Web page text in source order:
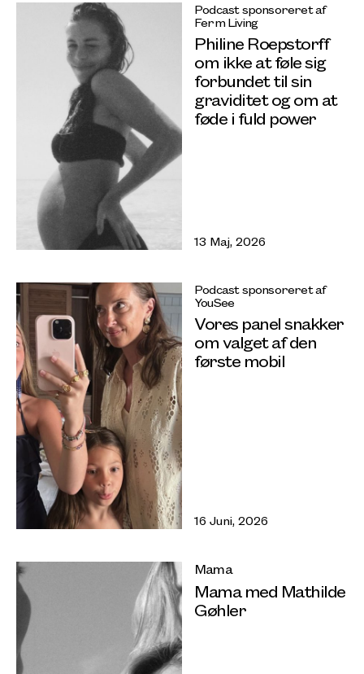
Podcast sponsoreret af
Ferm Living
Philine Roepstorff
om ikke at føle sig
forbundet til sin
graviditet og om at
føde i fuld power
13 Maj, 2026
Podcast sponsoreret af
YouSee
Vores panel snakker
om valget af den
første mobil
16 Juni, 2026
Mama
Mama med Mathilde
Gøhler